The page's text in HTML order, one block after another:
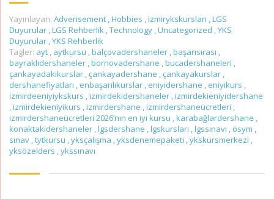
Yayınlayan: Adverisement ,Hobbies ,izmirykskursları ,LGS
Duyurular ,LGS Rehberlik ,Technology ,Uncategorized ,YKS
Duyurular ,YKS Rehberlik
Tagler: ayt , aytkursu ,balçovadershaneler ,başarısırası ,
bayraklıdershaneler ,bornovadershane ,bucadershaneleri ,
çankayadakikurslar , çankayadershane , çankayakurslar ,
dershanefiyatları , enbaşarılıkurslar , eniyidershane , eniyikurs ,
izmirdeeniyiykskurs ,izmirdekidershaneler ,izmirdekieniyidershane
,izmirdekieniyikurs ,izmirdershane ,izmirdershaneücretleri ,
izmirdershaneücretleri 2026’nın en iyi kursu ,karabağlardershane ,
konaktakidershaneler ,lgsdershane ,lgskursları ,lgssınavı , ösym ,
sınav ,tytkursu ,yksçalışma ,yksdenemepaketi ,ykskursmerkezi ,
yksözelders ,ykssınavı